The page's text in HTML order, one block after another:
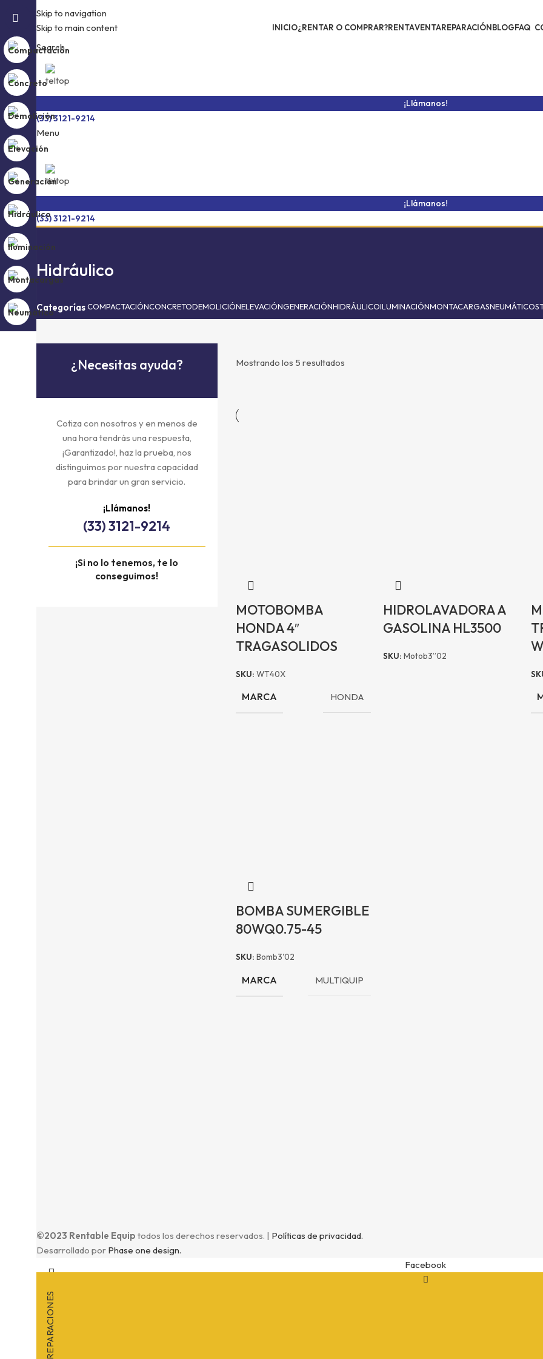
Skip to navigation
Skip to main content
INICIO¿RENTAR O COMPRAR?RENTAVENTAREPARACIÓNBLOGFAQ
Search
¡Llámanos!
(33) 3121-9214
Menu
¡Llámanos!
(33) 3121-9214
Hidráulico
CategoríasCOMPACTACIÓNCONCRETODEMOLICIÓNELEVACIÓNGENERACIÓNHIDRÁULICOILUMINACIÓNMONTACARGASNEUMÁTICO
¿Necesitas ayuda?
Cotiza con nosotros y en menos de
una hora tendrás una respuesta,
¡Garantizado!, haz la prueba, nos
distinguimos por nuestra capacidad
para brindar un gran servicio.
¡Llámanos!
(33) 3121-9214
¡Si no lo tenemos, te lo
conseguimos!
Mostrando los 5 resultados
MOTOBOMBA
HONDA 4″
TRAGASOLIDOS
SKU: WT40X
MARCA HONDA
HIDROLAVADORA A
GASOLINA HL3500
SKU:Motob3”02
BOMBA SUMERGIBLE
80WQ0.75-45
SKU: Bomb3'02
MARCA MULTIQUIP
©2023 Rentable Equip todos los derechos reservados. | Políticas de privacidad.
Desarrollado por Phase one design.
Search
Comience a escribir para ver los productos que está buscando.
Facebook
REPARACIONES